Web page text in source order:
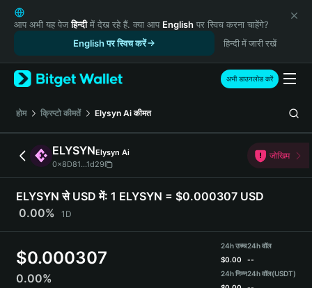
English
日本語
Русский
Español (Latinoamérica)
Türkçe
Italiano
简体中文
繁體中文
Português (Portugal)
Bahasa Indonesia
Español
आप अभी यह पेजहिन्दीमें देख रहे हैं. क्या आप English पर स्विच करना चाहेंगे?
English पर स्विच करें
हिन्दी में जारी रखें
अभी डाउनलोड करें
होम क्रिप्टो कीमतें Elysyn Ai कीमत
ELYSYNElysyn Ai
0x8D81...1d29
जोखिम
ELYSYN से USD में: 1 ELYSYN = $0.000307 USD
0.00%
1D
$0.000307
0.00%
24h उच्च
$0.00
24h निम्न
24h वॉल
--
24h वॉल(USDT)